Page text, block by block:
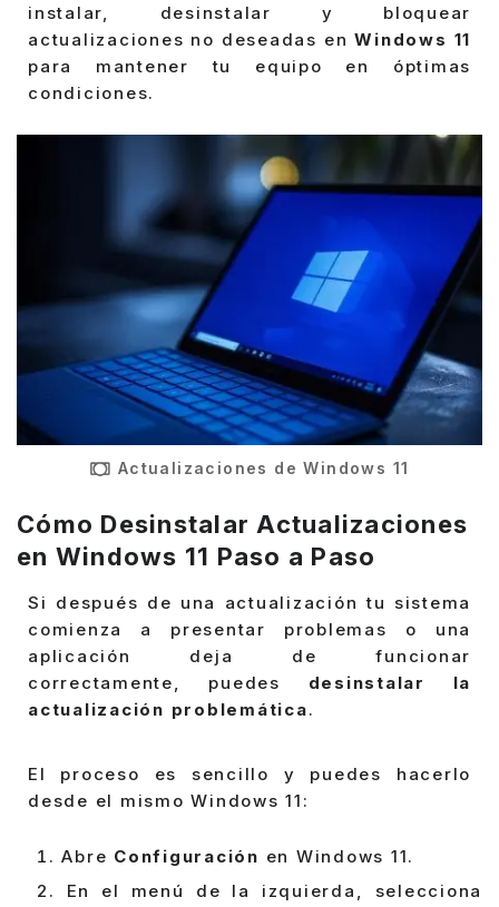
instalar, desinstalar y bloquear
actualizaciones no deseadas enWindows 11
para mantener tu equipo en óptimas
condiciones.
Actualizaciones de Windows 11
Cómo Desinstalar Actualizaciones
en Windows 11 Paso a Paso
Si después de una actualización tu sistema
comienza a presentar problemas o una
aplicación deja de funcionar
correctamente, puedes desinstalar la
actualización problemática.
El proceso es sencillo y puedes hacerlo
desde el mismo Windows 11:
Abre Configuración en Windows 11.
En el menú de la izquierda, selecciona